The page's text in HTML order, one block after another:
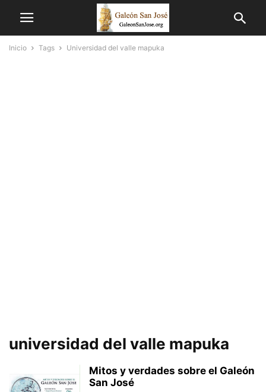
Inicio Tags Universidad del valle mapuka
universidad del valle mapuka
Mitos y verdades sobre el Galeón
San José